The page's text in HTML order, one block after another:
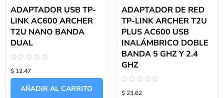
ADAPTADOR USB TP-
LINK AC600 ARCHER
T2U NANO BANDA
DUAL
con
0
$ 12.47
AÑADIR AL CARRITO
ADAPTADOR DE RED
TP-LINK ARCHER T2U
PLUS AC600 USB
INALÁMBRICO DOBLE
BANDA 5 GHZ Y 2.4
GHZ
con
$ 23.62